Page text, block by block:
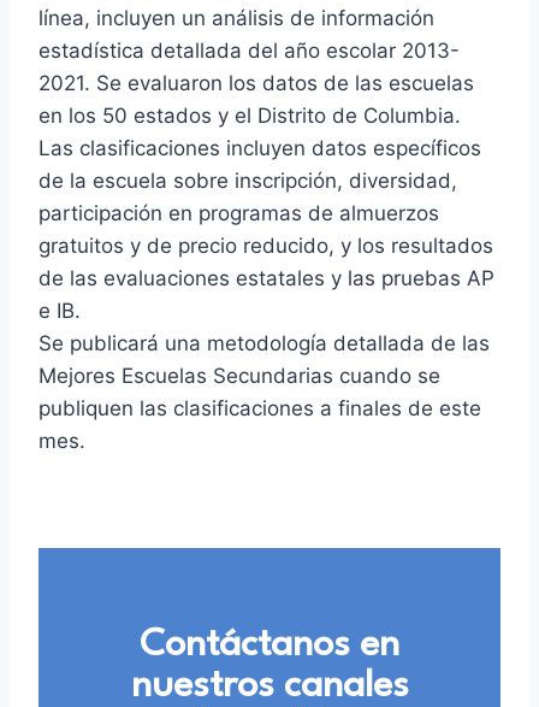
línea, incluyen un análisis de información
estadística detallada del año escolar 2013-
2021. Se evaluaron los datos de las escuelas
en los 50 estados y el Distrito de Columbia.
Las clasificaciones incluyen datos específicos
de la escuela sobre inscripción, diversidad,
participación en programas de almuerzos
gratuitos y de precio reducido, y los resultados
de las evaluaciones estatales y las pruebas AP
e IB.
Se publicará una metodología detallada de las
Mejores Escuelas Secundarias cuando se
publiquen las clasificaciones a finales de este
mes.
Contáctanos en
nuestros canales